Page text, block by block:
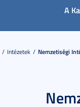
A
Intézetek Nemzetiségi